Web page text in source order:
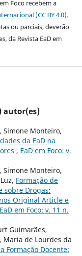
Foco recebem a
(CC BY 4.0).
ou parciais, deverão
da Revista EaD em
autor(es)
Simone Monteiro,
da EaD na
, EaD em Foco: v.
Simone Monteiro,
Formação de
sobre Drogas:
Original Article e
EaD em Foco: v. 11 n.
Guimarães,
Maria de Lourdes da
Formação Docente: